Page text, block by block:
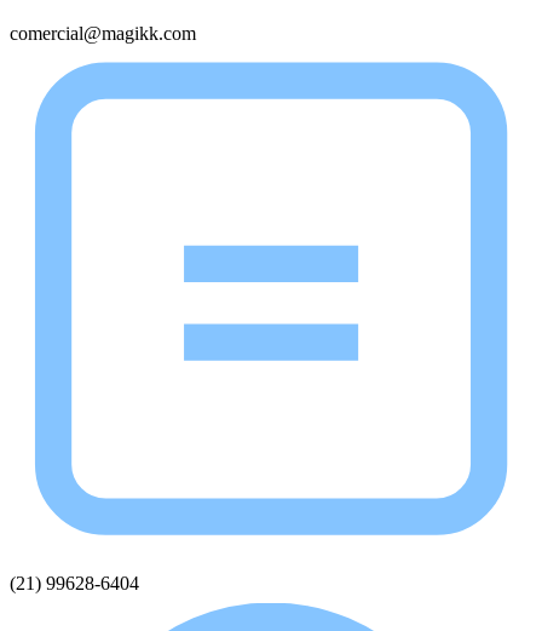
comercial@magikk.com
(21) 99628-6404